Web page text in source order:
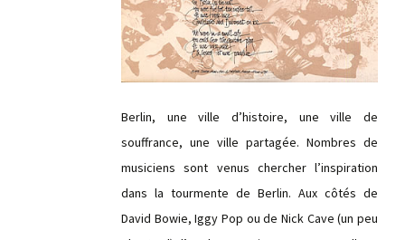
Berlin, une ville d’histoire, une ville de
souffrance, une ville partagée. Nombres de
musiciens sont venus chercher l’inspiration
dans la tourmente de Berlin. Aux côtés de
David Bowie, Iggy Pop ou de Nick Cave (un peu